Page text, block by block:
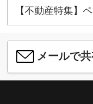
【不動産特集】
メールで